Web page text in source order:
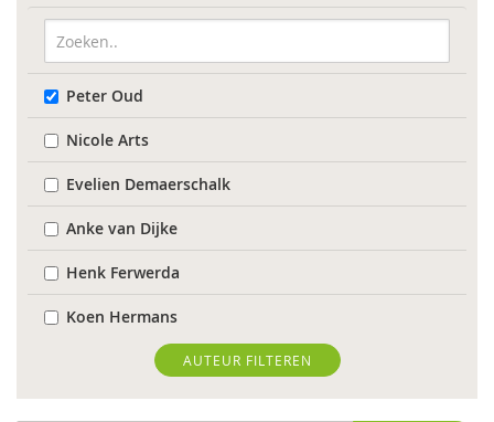
Peter Oud
Nicole Arts
Evelien Demaerschalk
Anke van Dijke
Henk Ferwerda
Koen Hermans
Carinda Jansen
AUTEUR FILTEREN